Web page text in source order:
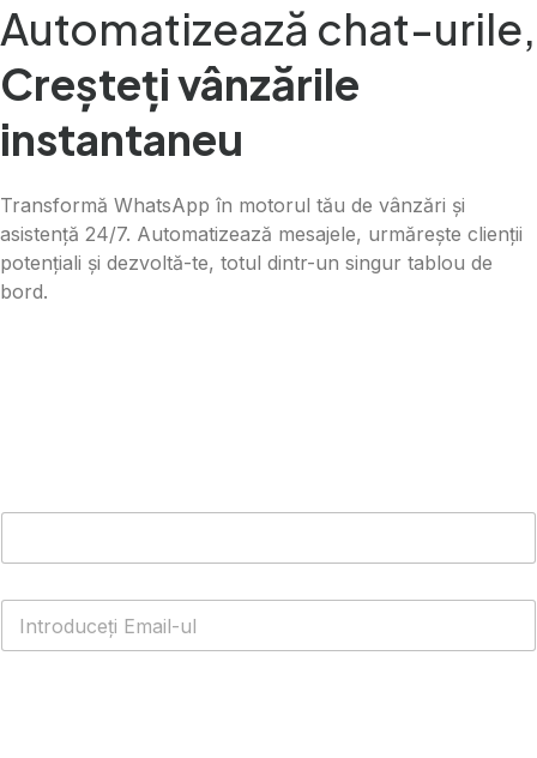
Automatizează chat-urile,
Creșteți vânzările
instantaneu
Transformă WhatsApp în motorul tău de vânzări și
asistență 24/7. Automatizează mesajele, urmărește clienții
potențiali și dezvoltă-te, totul dintr-un singur tablou de
bord.